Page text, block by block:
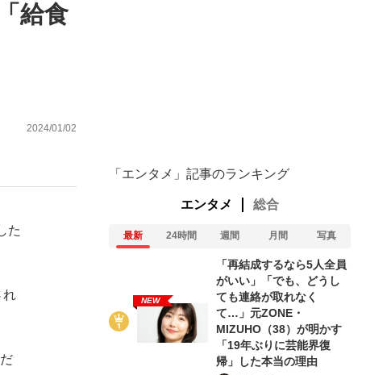
給食
2024/01/02
た
れ
「エンタメ」記事のランキング
エンタメ 総合
最新 24時間 週間 月間 写真
NEW
「再結成するなら5人全員
がいい」「でも、どうし
ても連絡が取れなく
て…」元ZONE・
MIZUHO（38）が明かす
「19年ぶりに芸能界復
帰」した本当の理由